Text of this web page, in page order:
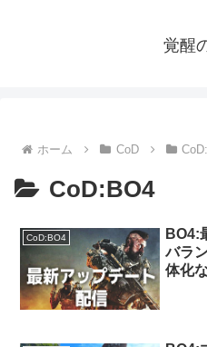
覚醒
ホーム CoD
CoD:BO4
CoD:BO4
BO4:
バラ
体化